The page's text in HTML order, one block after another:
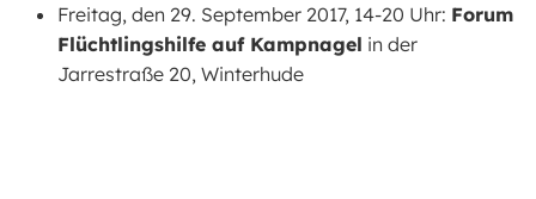
Freitag, den 29. September 2017, 14-20 Uhr: Forum
Flüchtlingshilfe auf Kampnagel in der
Jarrestraße 20, Winterhude